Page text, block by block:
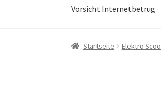
Vorsicht Internetbetrug
Startseite Elektro